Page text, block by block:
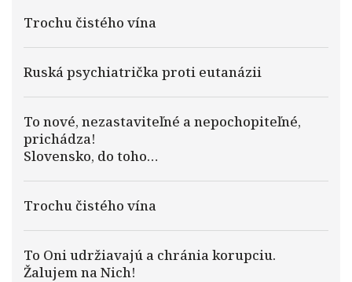
Trochu čistého vína
Ruská psychiatrička proti eutanázii
To nové, nezastaviteľné a nepochopiteľné,
prichádza!
Slovensko, do toho…
Trochu čistého vína
To Oni udržiavajú a chránia korupciu.
Žalujem na Nich!